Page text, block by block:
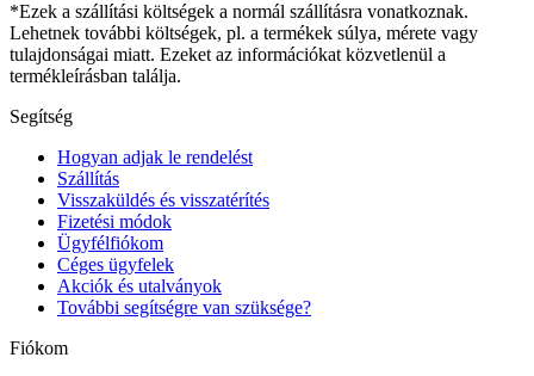
*Ezek a szállítási költségek a normál szállításra vonatkoznak.
Lehetnek további költségek, pl. a termékek súlya, mérete vagy
tulajdonságai miatt. Ezeket az információkat közvetlenül a
termékleírásban találja.
Segítség
Hogyan adjak le rendelést
Szállítás
Visszaküldés és visszatérítés
Fizetési módok
Ügyfélfiókom
Céges ügyfelek
Akciók és utalványok
További segítségre van szüksége?
Fiókom